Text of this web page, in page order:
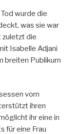
wurde die
was sie war
zuletzt die
Isabelle Adjani
breiten Publikum
vom
ihren
ihr eine in
für eine Frau